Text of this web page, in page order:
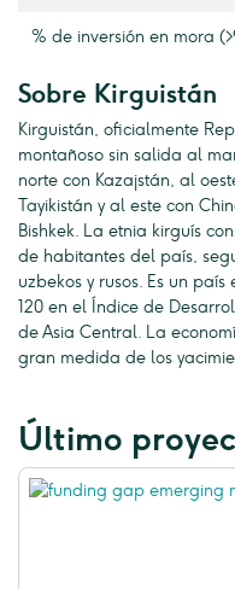
% de inversión en mora
Sobre Kirguistán
Kirguistán, oficialmente
montañoso sin salida al
norte con Kazajstán, al
Tayikistán y al este con
Bishkek. La etnia kirguís
de habitantes del país,
uzbekos y rusos. Es un
120 en el Índice de
de Asia Central. La
gran medida de los
Último